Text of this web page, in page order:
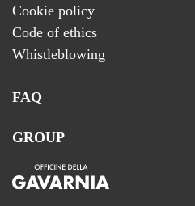
Cookie policy
Code of ethics
Whistleblowing
FAQ
GROUP